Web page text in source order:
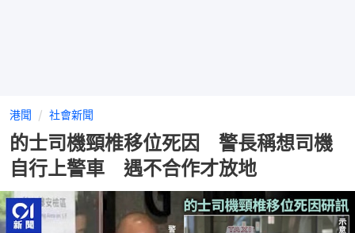
港聞 社會新聞
的士司機頸椎移位死因 警長稱想司機
自行上警車 遇不合作才放地